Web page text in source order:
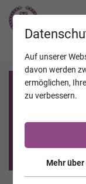
Sie sind
>> zur
Auf unserer
davon werden
ermöglichen,
zu verbessern.
Mehr
JAHRESTAGE